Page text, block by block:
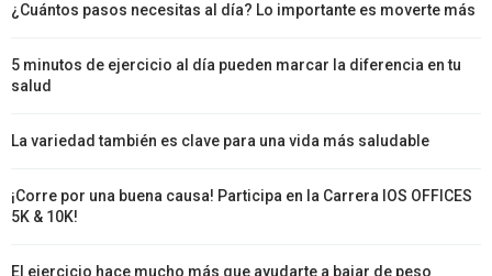
¿Cuántos pasos necesitas al día? Lo importante es moverte más
5 minutos de ejercicio al día pueden marcar la diferencia en tu
salud
La variedad también es clave para una vida más saludable
¡Corre por una buena causa! Participa en la Carrera IOS OFFICES
5K & 10K!
El ejercicio hace mucho más que ayudarte a bajar de peso